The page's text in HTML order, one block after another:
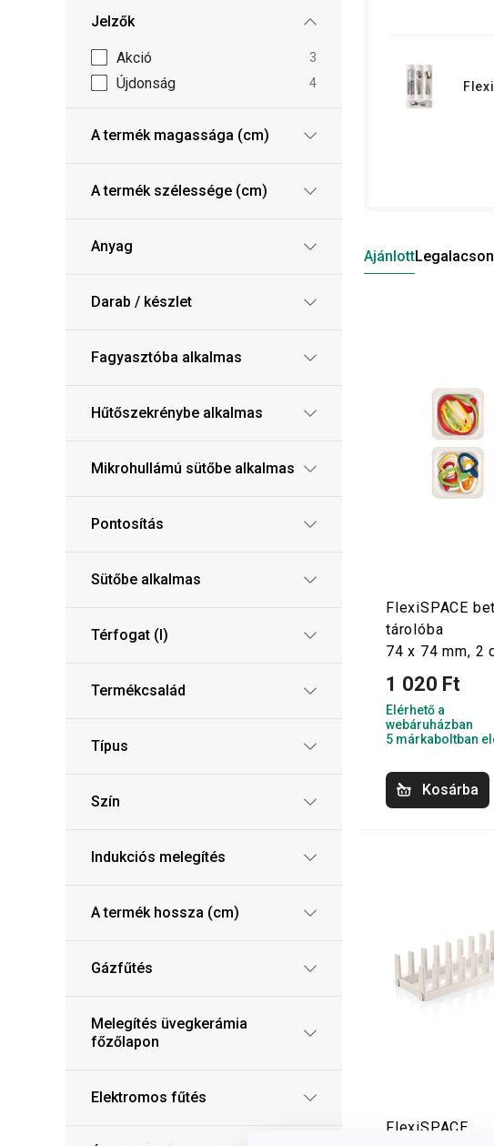
Jelzők
Akció 3
Újdonság 4
A termék magassága (cm)
A termék szélessége (cm)
Anyag
Darab / készlet
Fagyasztóba alkalmas
Hűtőszekrénybe alkalmas
Mikrohullámú sütőbe alkalmas
Pontosítás
Sütőbe alkalmas
Térfogat (l)
Termékcsalád
Típus
Szín
Indukciós melegítés
A termék hossza (cm)
Gázfűtés
Melegítés üvegkerámia
főzőlapon
Elektromos fűtés
Ajánlott
FlexiSPACE
tárolóba
74 x 74 mm, 2
1 020 Ft
Elérhető a
webáruházban
5 márkaboltban
Kosárba
FlexiSPACE